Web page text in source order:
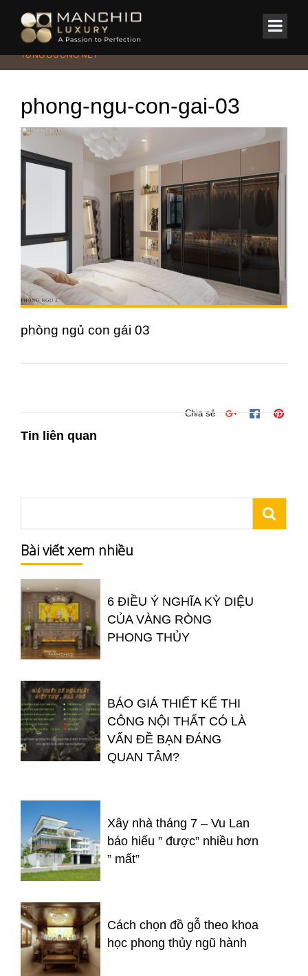
Home/Nhà phố/BINH HOP HOUSE – HƠI THỞ HIỆN ĐẠI TRONG
TỪNG ĐƯỜNG NÉT
phong-ngu-con-gai-03
phòng ngủ con gái 03
Chia sẻ
Tin liên quan
Bài viết xem nhiều
6 ĐIỀU Ý NGHĨA KỲ DIỆU
CỦA VÀNG RÒNG
PHONG THỦY
BÁO GIÁ THIẾT KẾ THI
CÔNG NỘI THẤT CÓ LÀ
VẤN ĐỀ BẠN ĐÁNG
QUAN TÂM?
Xây nhà tháng 7 – Vu Lan
báo hiếu ” được” nhiều hơn
” mất”
Cách chọn đồ gỗ theo khoa
học phong thủy ngũ hành